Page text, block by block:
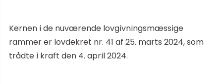
Kernen i de nuværende lovgivningsmæssige
rammer er lovdekret nr. 41 af 25. marts 2024, som
trådte i kraft den 4. april 2024.